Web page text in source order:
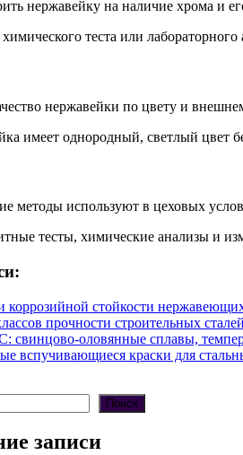
нержавейку на наличие хрома и
теста или
нержавейки по цвету и
имеет однородный, светлый цвет
методы используют в цеховых
тесты, химические анализы и
коррозийной стойкости
прочности строительных
оловянные сплавы,
вспучивающиеся краски для
Поиск
записи